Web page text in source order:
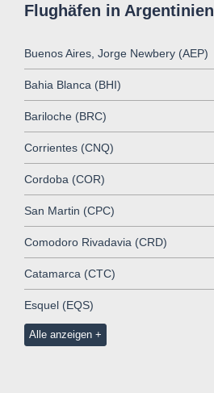
Flughäfen in Argentinien
Buenos Aires, Jorge Newbery (AEP)
Bahia Blanca (BHI)
Bariloche (BRC)
Corrientes (CNQ)
Cordoba (COR)
San Martin (CPC)
Comodoro Rivadavia (CRD)
Catamarca (CTC)
Esquel (EQS)
Alle anzeigen